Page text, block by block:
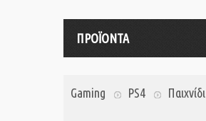
ΠΡΟΪΟΝΤΑ
Gaming PS4 Παιχνίδι